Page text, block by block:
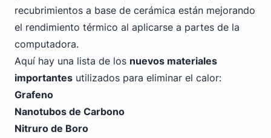
recubrimientos a base de cerámica están mejorando
el rendimiento térmico al aplicarse a partes de la
computadora.
Aquí hay una lista de los nuevos materiales
importantes utilizados para eliminar el calor:
Grafeno
Nanotubos de Carbono
Nitruro de Boro